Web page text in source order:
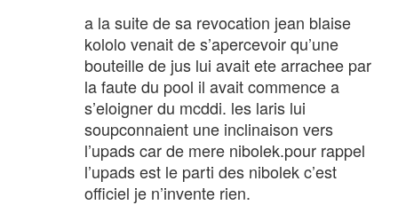
a la suite de sa revocation jean blaise
kololo venait de s’apercevoir qu’une
bouteille de jus lui avait ete arrachee par
la faute du pool il avait commence a
s’eloigner du mcddi. les laris lui
soupconnaient une inclinaison vers
l’upads car de mere nibolek.pour rappel
l’upads est le parti des nibolek c’est
officiel je n’invente rien.